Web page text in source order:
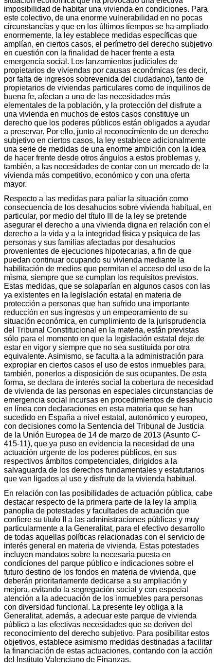
imposibilidad de habitar una vivienda en condiciones. Para
este colectivo, de una enorme vulnerabilidad en no pocas
circunstancias y que en los últimos tiempos se ha ampliado
enormemente, la ley establece medidas específicas que
amplían, en ciertos casos, el perímetro del derecho subjetivo
en cuestión con la finalidad de hacer frente a esta
emergencia social. Los lanzamientos judiciales de
propietarios de viviendas por causas económicas (es decir,
por falta de ingresos sobrevenida del ciudadano), tanto de
propietarios de viviendas particulares como de inquilinos de
buena fe, afectan a una de las necesidades más
elementales de la población, y la protección del disfrute a
una vivienda en muchos de estos casos constituye un
derecho que los poderes públicos están obligados a ayudar
a preservar. Por ello, junto al reconocimiento de un derecho
subjetivo en ciertos casos, la ley establece adicionalmente
una serie de medidas de una enorme ambición con la idea
de hacer frente desde otros ángulos a estos problemas y,
también, a las necesidades de contar con un mercado de la
vivienda más competitivo, económico y con una oferta
mayor.
Respecto a las medidas para paliar la situación como
consecuencia de los desahucios sobre vivienda habitual, en
particular, por medio del título III de la ley se pretende
asegurar el derecho a una vivienda digna en relación con el
derecho a la vida y a la integridad física y psíquica de las
personas y sus familias afectadas por desahucios
provenientes de ejecuciones hipotecarias, a fin de que
puedan continuar ocupando su vivienda mediante la
habilitación de medios que permitan el acceso del uso de la
misma, siempre que se cumplan los requisitos previstos.
Estas medidas, que se solaparían en algunos casos con las
ya existentes en la legislación estatal en materia de
protección a personas que han sufrido una importante
reducción en sus ingresos y un empeoramiento de su
situación económica, en cumplimiento de la jurisprudencia
del Tribunal Constitucional en la materia, están previstas
sólo para el momento en que la legislación estatal deje de
estar en vigor y siempre que no sea sustituida por otra
equivalente. Asimismo, se faculta a la administración para
expropiar en ciertos casos el uso de estos inmuebles para,
también, ponerlos a disposición de sus ocupantes. De esta
forma, se declara de interés social la cobertura de necesidad
de vivienda de las personas en especiales circunstancias de
emergencia social incursas en procedimientos de desahucio
en línea con declaraciones en esta materia que se han
sucedido en España a nivel estatal, autonómico y europeo,
con decisiones como la Sentencia del Tribunal de Justicia
de la Unión Europea de 14 de marzo de 2013 (Asunto C-
415-11), que ya puso en evidencia la necesidad de una
actuación urgente de los poderes públicos, en sus
respectivos ámbitos competenciales, dirigidos a la
salvaguarda de los derechos fundamentales y estatutarios
que van ligados al uso y disfrute de la vivienda habitual.
En relación con las posibilidades de actuación pública, cabe
destacar respecto de la primera parte de la ley la amplia
panoplia de potestades y facultades de actuación que
confiere su título II a las administraciones públicas y muy
particularmente a la Generalitat, para el efectivo desarrollo
de todas aquellas políticas relacionadas con el servicio de
interés general en materia de vivienda. Estas potestades
incluyen mandatos sobre la necesaria puesta en
condiciones del parque público e indicaciones sobre el
futuro destino de los fondos en materia de vivienda, que
deberán prioritariamente dedicarse a su ampliación y
mejora, evitando la segregación social y con especial
atención a la adecuación de los inmuebles para personas
con diversidad funcional. La presente ley obliga a la
Generalitat, además, a adecuar este parque de vivienda
pública a las efectivas necesidades que se deriven del
reconocimiento del derecho subjetivo. Para posibilitar estos
objetivos, establece asimismo medidas destinadas a facilitar
la financiación de estas actuaciones, contando con la acción
del Instituto Valenciano de Finanzas.